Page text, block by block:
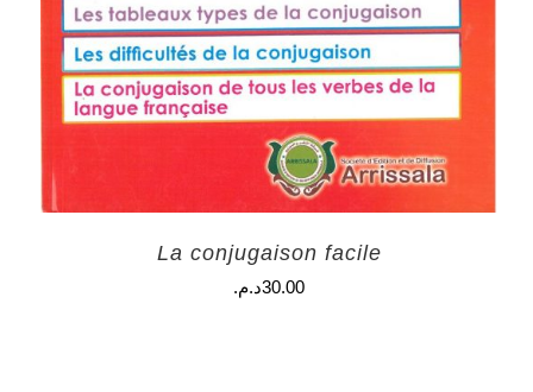
La conjugaison facile
30.00د.م.